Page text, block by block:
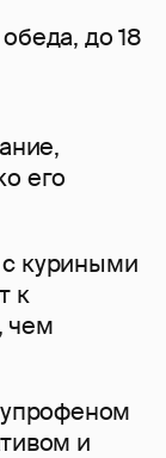
до 18
его
куриными
к
чем
и